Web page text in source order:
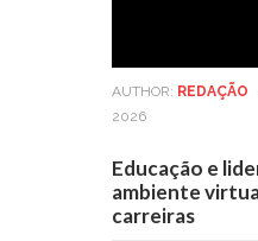
AUTHOR: REDAÇÃO
2026
Educação e
ambiente
carreiras